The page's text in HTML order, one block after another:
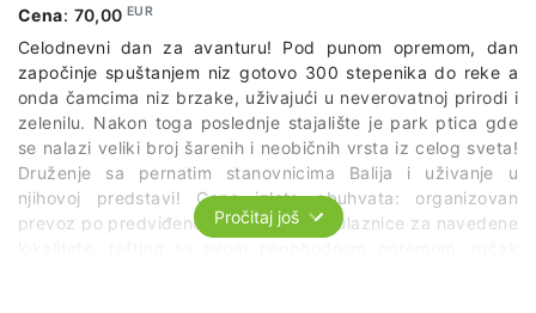
Cena: 70,00EUR
Celodnevni dan za avanturu! Pod punom opremom, dan
započinje spuštanjem niz gotovo 300 stepenika do reke a
onda čamcima niz brzake, uživajući u neverovatnoj prirodi i
zelenilu. Nakon toga poslednje stajalište je park ptica gde
se nalazi veliki broj šarenih i neobičnih vrsta iz celog sveta!
Druženje sa pernatim stanovnicima Balija i uživanje u
njihovoj predstavi! Cena izleta obuhvata: organizovan
prevoz po predviđenom itinereru, sve ulaznice za navedene
Pročitaj još